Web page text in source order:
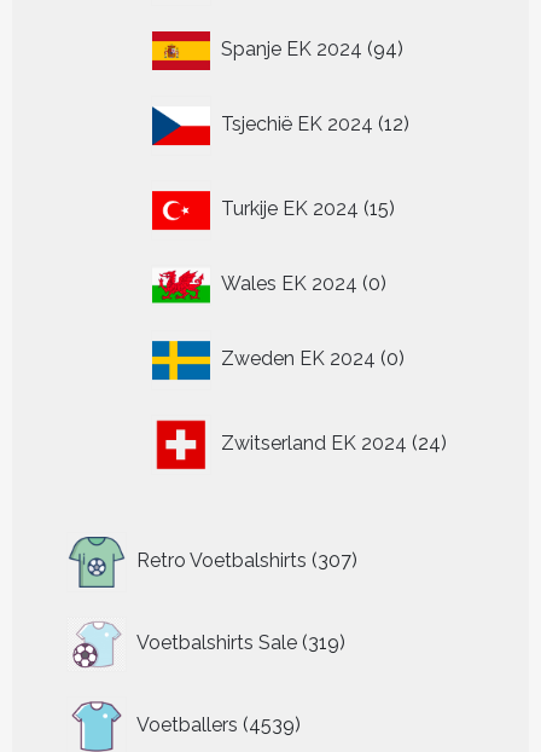
Spanje EK 2024 9494
Tsjechië EK 2024 12
producten
Turkije EK 2024 15
producten
Wales EK 2024 00
Zweden EK 2024 0
producten
Zwitserland EK 2024 24
producten
Retro Voetbalshirts 307
producten
Voetbalshirts Sale 319
319
producten
Voetballers 4539
producten